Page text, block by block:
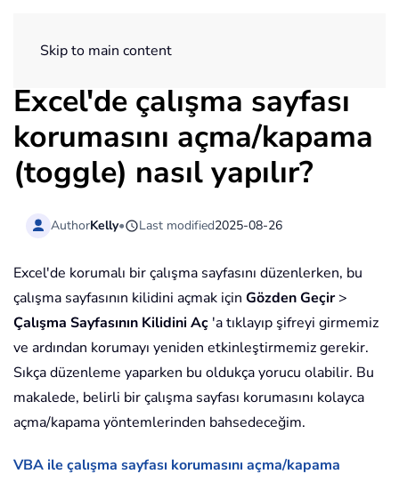
Skip to main content
Excel'de çalışma sayfası
korumasını açma/kapama
(toggle) nasıl yapılır?
AuthorKelly• Last modified2025-08-26
Excel'de korumalı bir çalışma sayfasını düzenlerken, bu
çalışma sayfasının kilidini açmak için Gözden Geçir>
Çalışma Sayfasının Kilidini Aç 'a tıklayıp şifreyi girmemiz
ve ardından korumayı yeniden etkinleştirmemiz gerekir.
Sıkça düzenleme yaparken bu oldukça yorucu olabilir. Bu
makalede, belirli bir çalışma sayfası korumasını kolayca
açma/kapama yöntemlerinden bahsedeceğim.
VBA ile çalışma sayfası korumasını açma/kapama